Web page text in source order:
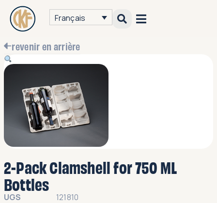
Français
revenir en arrière
2-Pack Clamshell for 750 ML
Bottles
UGS
121810